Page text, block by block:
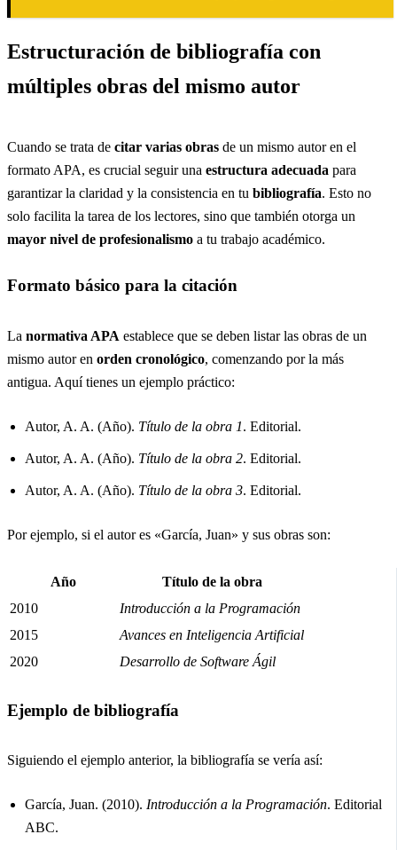
Estructuración de bibliografía con
múltiples obras del mismo autor
Cuando se trata de citar varias obras de un mismo autor en el
formato APA, es crucial seguir una estructura adecuada para
garantizar la claridad y la consistencia en tu bibliografía. Esto no
solo facilita la tarea de los lectores, sino que también otorga un
mayor nivel de profesionalismo a tu trabajo académico.
Formato básico para la citación
La normativa APA establece que se deben listar las obras de un
mismo autor en orden cronológico, comenzando por la más
antigua. Aquí tienes un ejemplo práctico:
Autor, A. A. (Año). Título de la obra 1. Editorial.
Autor, A. A. (Año). Título de la obra 2. Editorial.
Autor, A. A. (Año). Título de la obra 3. Editorial.
Por ejemplo, si el autor es «García, Juan» y sus obras son:
Año
Título de la obra
2010
Introducción a la Programación
2015
Avances en Inteligencia Artificial
2020
Desarrollo de Software Ágil
Ejemplo de bibliografía
Siguiendo el ejemplo anterior, la bibliografía se vería así:
García, Juan. (2010). Introducción a la Programación. Editorial
ABC.